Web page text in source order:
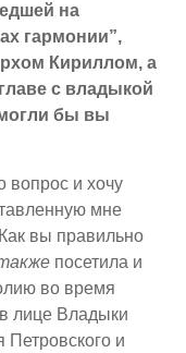
на
гармонии”,
Кириллом, а
с владыкой
бы вы
вопрос и хочу
мне
вы правильно
посетила и
во время
лице Владыки
Петровского и